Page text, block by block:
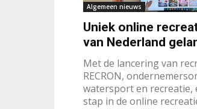
Algemeen nieuws
Uniek online
van Nederland
Met de lancering van
RECRON,
watersport en recreatie,
stap in de online